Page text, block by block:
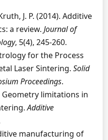
J. P. (2014). Additive
a review. Journal of
, 5(4), 245-260.
for the Process
Laser Sintering. Solid
Proceedings.
Geometry limitations in
Additive
manufacturing of